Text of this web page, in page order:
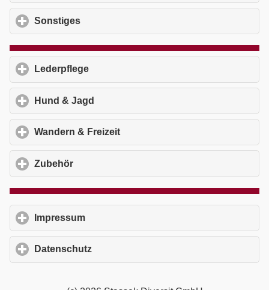
Sonstiges
Lederpflege
Hund & Jagd
Wandern & Freizeit
Zubehör
Impressum
Datenschutz